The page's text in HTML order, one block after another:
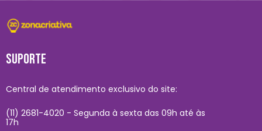
SUPORTE
Central de atendimento exclusivo do site:
(11) 2681-4020 - Segunda à sexta das 09h até às
17h